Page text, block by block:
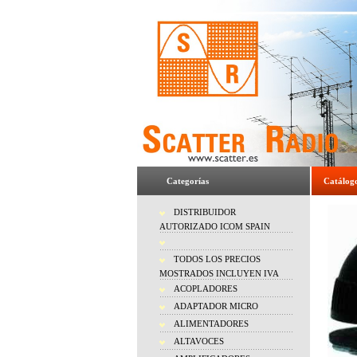
Categorías
DISTRIBUIDOR
AUTORIZADO ICOM SPAIN
TODOS LOS PRECIOS
MOSTRADOS INCLUYEN IVA
ACOPLADORES
ADAPTADOR MICRO
ALIMENTADORES
ALTAVOCES